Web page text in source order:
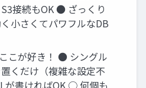
接続もOK ● ざっくり
小さくてパワフルなDB
こが好き！ ● シングル
くだけ（複雑な設定不
が書ければOK ○ 何個も